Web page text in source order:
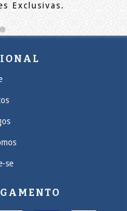
Exclusivas.
se